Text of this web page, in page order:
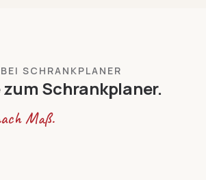
SCHRANKPLANER
zum Schrankplaner.
Maß.